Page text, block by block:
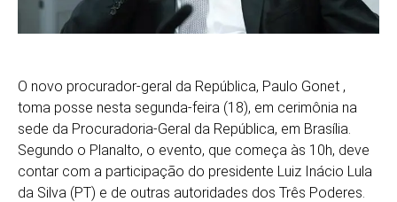
O novo procurador-geral da República, Paulo Gonet ,
toma posse nesta segunda-feira (18), em cerimônia na
sede da Procuradoria-Geral da República, em Brasília.
Segundo o Planalto, o evento, que começa às 10h, deve
contar com a participação do presidente Luiz Inácio Lula
da Silva (PT) e de outras autoridades dos Três Poderes.